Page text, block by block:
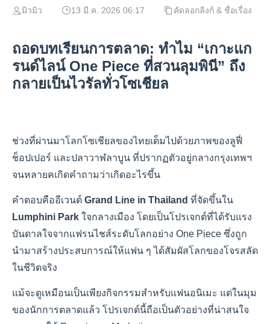
มิวมิว 13 มี.ค. 2026 06:17 คัดลอกลิงก์ & ชื่อเรื่อง